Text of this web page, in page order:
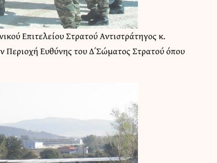
Επιτελείου Στρατού Αντιστράτηγος κ.
Ευθύνης του Δ΄ Σώματος Στρατού όπου